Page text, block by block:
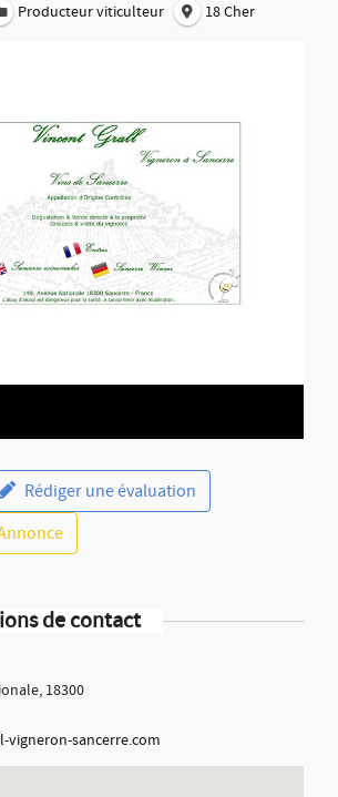
Producteur viticulteur 18 Cher
Rédiger une évaluation
de contact
18300
sancerre.com